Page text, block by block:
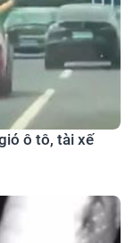
ô tô, tài xế